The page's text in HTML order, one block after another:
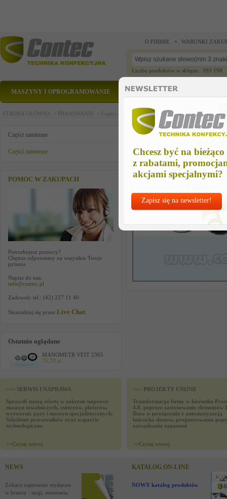
Chcesz być na bieżąco
z rabatami,
akcjami specjalnymi?
Zapisz się na newsletter!
O FIRMIE WARUNKI
Liczba produktów w sklepie: 393 198
MASZYNY I OPROGRAMOWANIE CZĘŚCI ZAMIENNE
STRONA GŁÓWNA > PRASOWANIE > Części zamienne >Części zamienne >
Części zamienne
Części zamienne
POMOC W ZAKUPACH
Potrzebujesz pomocy?
Chętnie odpowiemy na wszystkie Twoje
pytania.
Napisz do nas:
info@contec.pl
Zadzwoń: tel.: (42) 227 11 40
Skontaktuj się przez Live Chat
Ostatnio oglądane
MANOMETR VEIT 2365
75,70 zł
MANOMETR VEIT 2365
>>> SERWIS I NAPRAWA
Sprawdź naszą ofertę w zakresie naprawy
maszyn szwalniczych, cutterów, ploterów,
wytwornic pary i maszyn specjalistycznych.
Szkolenie pracowników oraz wsparcie
technologiczne.
>>Czytaj wiecej
>>> PROJEKTY UNIJNE
Transformacja firmy w kierunku
4.0. poprzez zastosowanie elementów
Data w powiązaniu z automatyzacją
łańcucha dostaw, prognozowania
zarządzania zapasami
>>Czytaj wiecej
NEWS
Zobacz najnowsze wydarzenia
w branży : targi, seminaria,
KATALOG ON-LINE
NOWY katalog produktów !